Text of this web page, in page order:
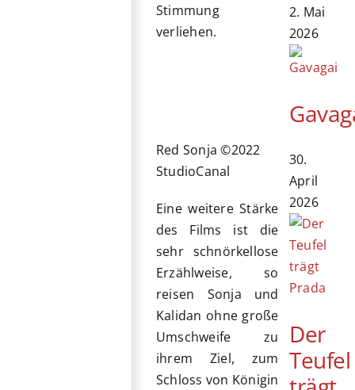
Stimmung
verliehen.
Red Sonja ©2022
StudioCanal
Eine weitere Stärke
des Films ist die
sehr schnörkellose
Erzählweise, so
reisen Sonja und
Kalidan ohne große
Umschweife zu
ihrem Ziel, zum
Schloss von Königin
2. Mai
2026
30.
April
2026
Der
Teufel